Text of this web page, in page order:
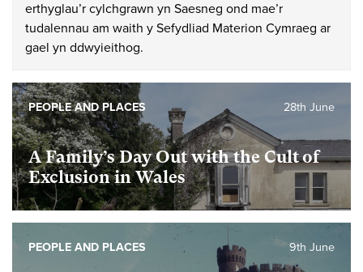
erthyglau’r cylchgrawn yn Saesneg ond mae’r
tudalennau am waith y Sefydliad Materion Cymraeg ar
gael yn ddwyieithog.
A Family’s Day Out with the Cult of
Exclusion in Wales
28th June
PEOPLE AND PLACES
9th June
PEOPLE AND PLACES